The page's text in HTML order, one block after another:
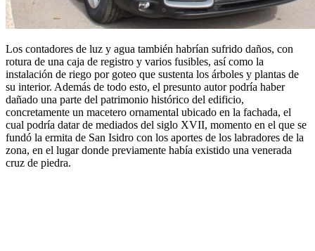
Los contadores de luz y agua también habrían sufrido daños, con
rotura de una caja de registro y varios fusibles, así como la
instalación de riego por goteo que sustenta los árboles y plantas de
su interior. Además de todo esto, el presunto autor podría haber
dañado una parte del patrimonio histórico del edificio,
concretamente un macetero ornamental ubicado en la fachada, el
cual podría datar de mediados del siglo XVII, momento en el que se
fundó la ermita de San Isidro con los aportes de los labradores de la
zona, en el lugar donde previamente había existido una venerada
cruz de piedra.